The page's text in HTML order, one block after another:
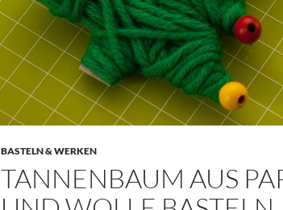
BASTELN & WERKEN
TANNENBAUM AUS